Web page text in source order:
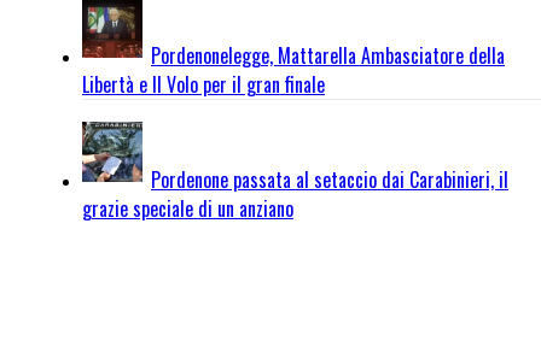
Pordenonelegge, Mattarella Ambasciatore della
Libertà e Il Volo per il gran finale
Pordenone passata al setaccio dai Carabinieri, il
grazie speciale di un anziano